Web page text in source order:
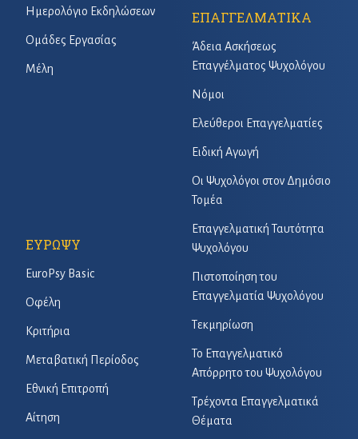
Ημερολόγιο Εκδηλώσεων
Ομάδες Εργασίας
Μέλη
ΕΠΑΓΓΕΛΜΑΤΙΚΑ
Άδεια Ασκήσεως
Επαγγέλματος Ψυχολόγου
Νόμοι
Ελεύθεροι Επαγγελματίες
Ειδική Αγωγή
Οι Ψυχολόγοι στον Δημόσιο
Τομέα
Επαγγελματική Ταυτότητα
Ψυχολόγου
Πιστοποίηση του
Επαγγελματία Ψυχολόγου
Τεκμηρίωση
Το Επαγγελματικό
Απόρρητο του Ψυχολόγου
Τρέχοντα Επαγγελματικά
Θέματα
ΕΥΡΩΨΥ
EuroPsy Basic
Οφέλη
Κριτήρια
Μεταβατική Περίοδος
Εθνική Επιτροπή
Αίτηση